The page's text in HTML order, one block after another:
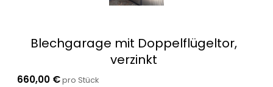
Blechgarage mit Doppelflügeltor,
verzinkt
660,00 €pro Stück